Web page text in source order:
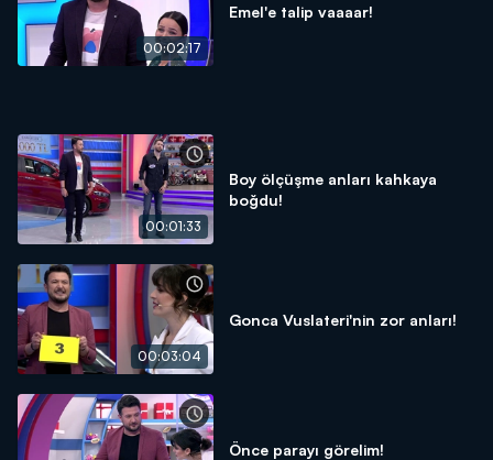
00:02:17
Emel'e talip vaaaar!
00:01:33
Boy ölçüşme anları kahkaya
boğdu!
00:03:04
Gonca Vuslateri'nin zor anları!
Önce parayı görelim!